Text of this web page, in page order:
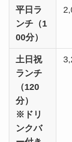
平日ラ
ンチ（1
00分）
土日祝
ランチ
（120
分）
※ドリ
ンクバ